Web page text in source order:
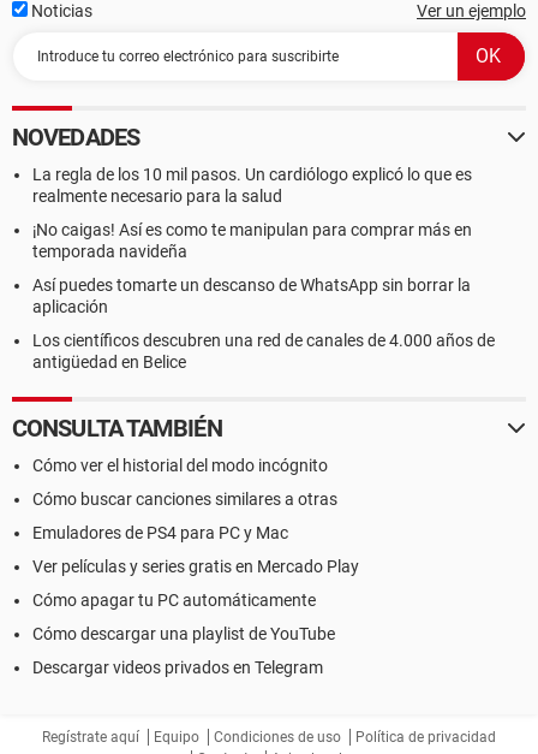
Noticias Ver un ejemplo
NOVEDADES
La regla de los 10 mil pasos. Un cardiólogo explicó lo que es
realmente necesario para la salud
¡No caigas! Así es como te manipulan para comprar más en
temporada navideña
Así puedes tomarte un descanso de WhatsApp sin borrar la
aplicación
Los científicos descubren una red de canales de 4.000 años de
antigüedad en Belice
CONSULTA TAMBIÉN
Cómo ver el historial del modo incógnito
Cómo buscar canciones similares a otras
Emuladores de PS4 para PC y Mac
Ver películas y series gratis en Mercado Play
Cómo apagar tu PC automáticamente
Cómo descargar una playlist de YouTube
Descargar videos privados en Telegram
Regístrate aquí Equipo Condiciones de uso
Política de privacidad